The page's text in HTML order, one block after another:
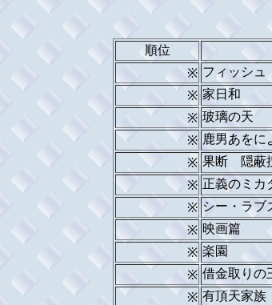
順位
※ フィッシュ
※ 家日和
※ 玻璃の天
※ 鹿男あをに
※ 果断 隠蔽
※ 正義のミカ
※ シー・ラブ
※ 映画篇
※ 楽園
※ 借金取りの
※ 有頂天家族